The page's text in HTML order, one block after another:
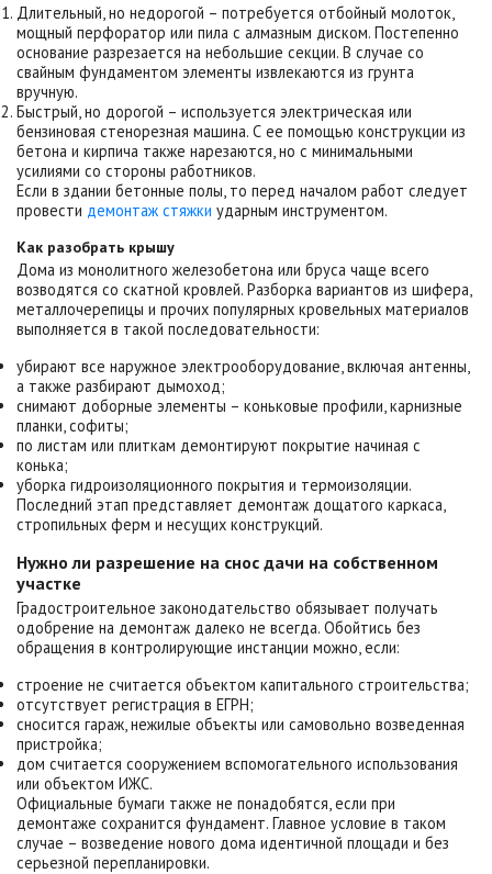
Длительный, но недорогой – потребуется отбойный молоток,
мощный перфоратор или пила с алмазным диском. Постепенно
основание разрезается на небольшие секции. В случае со
свайным фундаментом элементы извлекаются из грунта
вручную.
Быстрый, но дорогой – используется электрическая или
бензиновая стенорезная машина. С ее помощью конструкции из
бетона и кирпича также нарезаются, но с минимальными
усилиями со стороны работников.
Если в здании бетонные полы, то перед началом работ следует
провести демонтаж стяжки ударным инструментом.
Как разобрать крышу
Дома из монолитного железобетона или бруса чаще всего
возводятся со скатной кровлей. Разборка вариантов из шифера,
металлочерепицы и прочих популярных кровельных материалов
выполняется в такой последовательности:
убирают все наружное электрооборудование, включая антенны,
а также разбирают дымоход;
снимают доборные элементы – коньковые профили, карнизные
планки, софиты;
по листам или плиткам демонтируют покрытие начиная с
конька;
уборка гидроизоляционного покрытия и термоизоляции.
Последний этап представляет демонтаж дощатого каркаса,
стропильных ферм и несущих конструкций.
Нужно ли разрешение на снос дачи на собственном
участке
Градостроительное законодательство обязывает получать
одобрение на демонтаж далеко не всегда. Обойтись без
обращения в контролирующие инстанции можно, если:
строение не считается объектом капитального строительства;
отсутствует регистрация в ЕГРН;
сносится гараж, нежилые объекты или самовольно возведенная
пристройка;
дом считается сооружением вспомогательного использования
или объектом ИЖС.
Официальные бумаги также не понадобятся, если при
демонтаже сохранится фундамент. Главное условие в таком
случае – возведение нового дома идентичной площади и без
серьезной перепланировки.